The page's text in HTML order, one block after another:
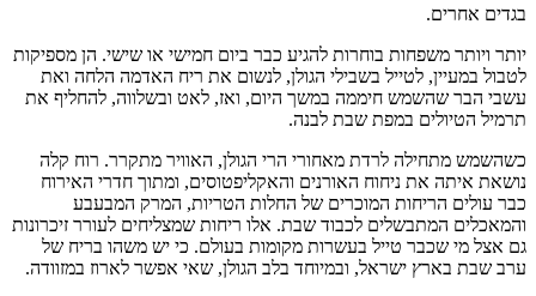
בגדים אחרים.
יותר ויותר משפחות בוחרות להגיע כבר ביום חמישי או שישי. הן מספיקות
לטבול במעיין, לטייל בשבילי הגולן, לנשום את ריח האדמה הלחה ואת
עשבי הבר שהשמש חיממה במשך היום, ואז, לאט ובשלווה, להחליף את
תרמיל הטיולים במפת שבת לבנה.
כשהשמש מתחילה לרדת מאחורי הרי הגולן, האוויר מתקרר. רוח קלה
נושאת איתה את ניחוח האורנים והאקליפטוסים, ומתוך חדרי האירוח
כבר עולים הריחות המוכרים של החלות הטריות, המרק המבעבע
והמאכלים המתבשלים לכבוד שבת. אלו ריחות שמצליחים לעורר זיכרונות
גם אצל מי שכבר טייל בעשרות מקומות בעולם. כי יש משהו בריח של
ערב שבת בארץ ישראל, ובמיוחד בלב הגולן, שאי אפשר לארוז במזוודה.